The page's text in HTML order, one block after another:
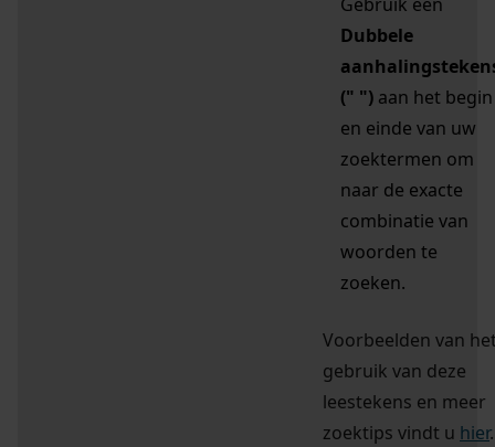
Dubbele
(" ") aan het begin
en einde van uw
zoektermen om
naar de exacte
combinatie van
woorden te
zoeken.
Voorbeelden van
gebruik van deze
leestekens en meer
zoektips vindt u hier.